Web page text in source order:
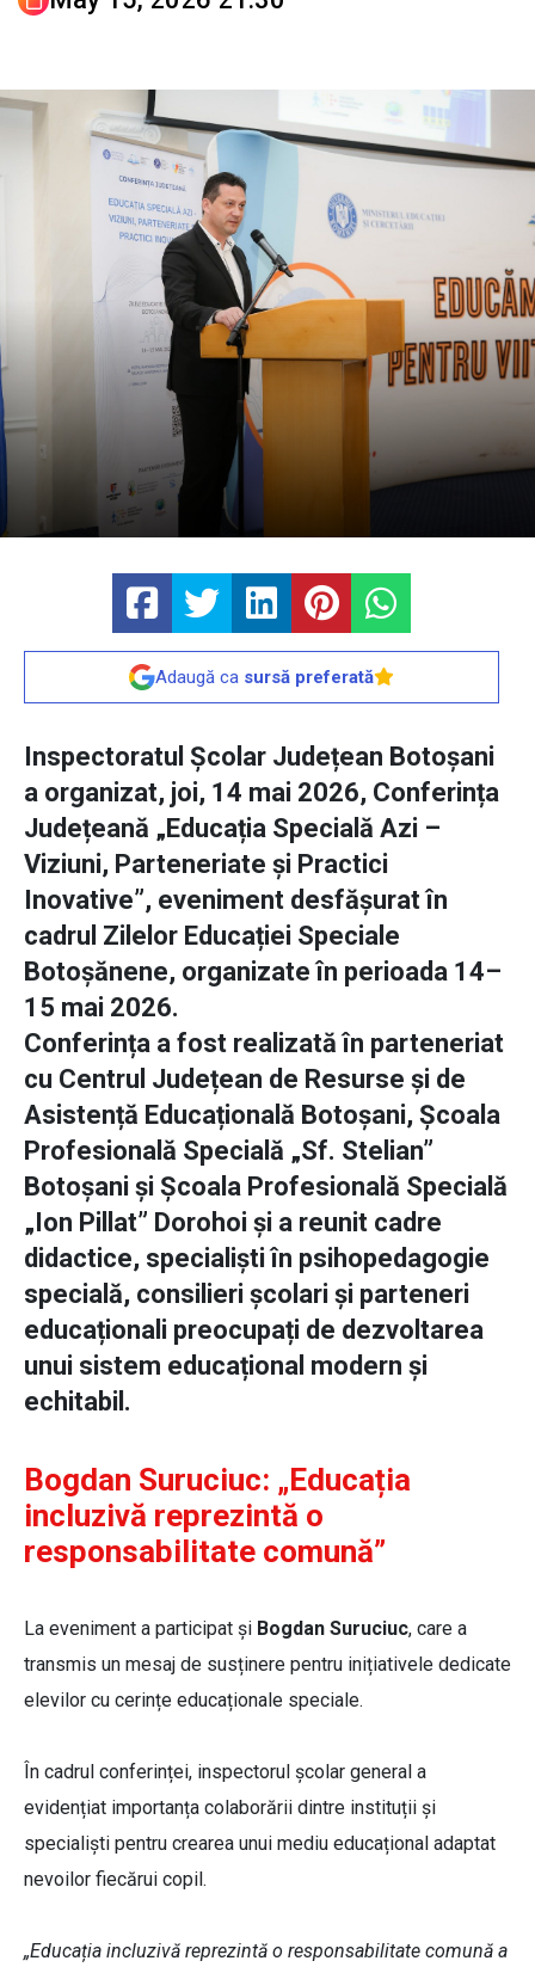
Adaugă ca sursă preferată
Inspectoratul Școlar Județean Botoșani
a organizat, joi, 14 mai 2026, Conferința
Județeană „Educația Specială Azi –
Viziuni, Parteneriate și Practici
Inovative”, eveniment desfășurat în
cadrul Zilelor Educației Speciale
Botoșănene, organizate în perioada 14–
15 mai 2026.
Conferința a fost realizată în parteneriat
cu Centrul Județean de Resurse și de
Asistență Educațională Botoșani, Școala
Profesională Specială „Sf. Stelian”
Botoșani și Școala Profesională Specială
„Ion Pillat” Dorohoi și a reunit cadre
didactice, specialiști în psihopedagogie
specială, consilieri școlari și parteneri
educaționali preocupați de dezvoltarea
unui sistem educațional modern și
echitabil.
Bogdan Suruciuc: „Educația
incluzivă reprezintă o
responsabilitate comună”
La eveniment a participat și Bogdan Suruciuc, care a
transmis un mesaj de susținere pentru inițiativele dedicate
elevilor cu cerințe educaționale speciale.
În cadrul conferinței, inspectorul școlar general a
evidențiat importanța colaborării dintre instituții și
specialiști pentru crearea unui mediu educațional adaptat
nevoilor fiecărui copil.
„Educația incluzivă reprezintă o responsabilitate comună a